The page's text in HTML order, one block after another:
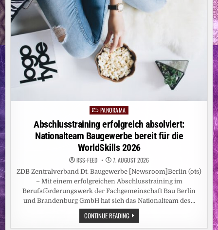
VOLKSBUND
EXHUMIERT
TOTE
Posted
in
PANORAMA
Abschlusstraining erfolgreich absolviert:
Nationalteam Baugewerbe bereit für die
WorldSkills 2026
RSS-FEED 7. AUGUST 2026
ZDB Zentralverband Dt. Baugewerbe [Newsroom]Berlin (ots)
– Mit einem erfolgreichen Abschlusstraining im
Berufsförderungswerk der Fachgemeinschaft Bau Berlin
und Brandenburg GmbH hat sich das Nationalteam des…
CONTINUE READINGABSCHLUSSTRAINING
ERFOLGREICH
ABSOLVIERT: